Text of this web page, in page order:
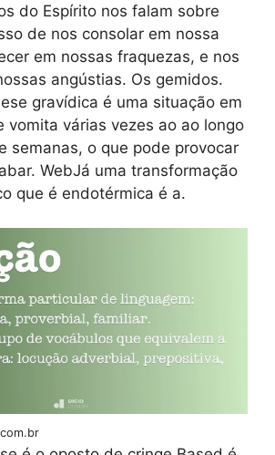
do Espírito nos falam sobre
de nos consolar em nossa
em nossas fraquezas, e nos
angústias. Os gemidos.
gravídica é uma situação em
vomita várias vezes ao ao longo
semanas, o que pode provocar
WebJá uma transformação
que é endotérmica é a.